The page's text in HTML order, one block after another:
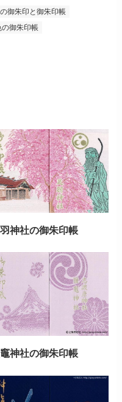
御朱印と御朱印帳
の御朱印帳
神社の御朱印帳
神社の御朱印帳